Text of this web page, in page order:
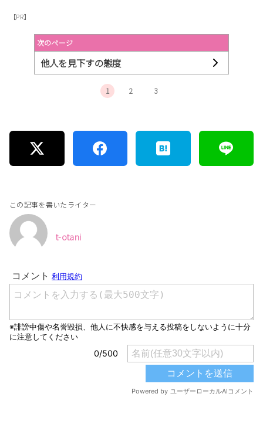
【PR】
次のページ
他人を見下すの態度
1 2 3
この記事を書いたライター
t-otani